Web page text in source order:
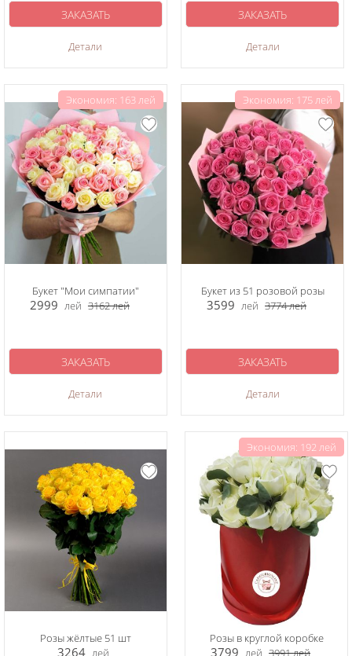
Детали
ЗАКАЗАТЬ
Детали
ЗАКАЗАТЬ
Экономия: 163 лей
Букет "Мои симпатии"
2999 лей 3162лей
Детали
ЗАКАЗАТЬ
Экономия: 175 лей
Букет из 51 розовой розы
3599 лей 3774лей
Детали
ЗАКАЗАТЬ
Розы жёлтые 51 шт
3264 лей
Экономия: 192 лей
Розы в круглой коробке
3799 лей 3991лей